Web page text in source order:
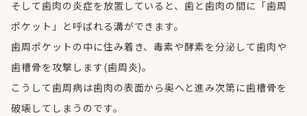
そして歯肉の炎症を放置していると、歯と歯肉の間に「歯周
ポケット」と呼ばれる溝ができます。
歯周ポケットの中に住み着き、毒素や酵素を分泌して歯肉や
歯槽骨を攻撃します(歯周炎)。
こうして歯周病は歯肉の表面から奥へと進み次第に歯槽骨を
破壊してしまうのです。